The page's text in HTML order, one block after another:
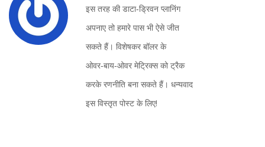
इस तरह की डाटा‑ड्रिवन प्लानिंग
अपनाए तो हमारे पास भी ऐसे जीत
सकते हैं। विशेषकर बॉलर के
ओवर‑बाय‑ओवर मेट्रिक्स को ट्रैक
करके रणनीति बना सकते हैं। धन्यवाद
इस विस्तृत पोस्ट के लिए!